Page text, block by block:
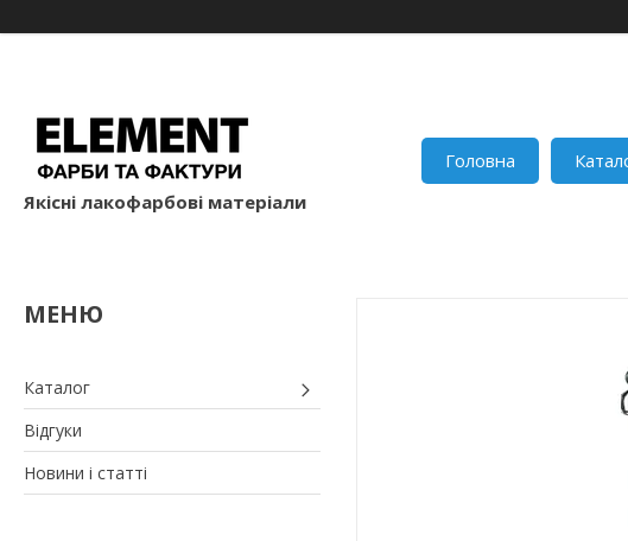
Якісні лакофарбові матеріали
Головна
Каталог
Відгуки
Новини і статті